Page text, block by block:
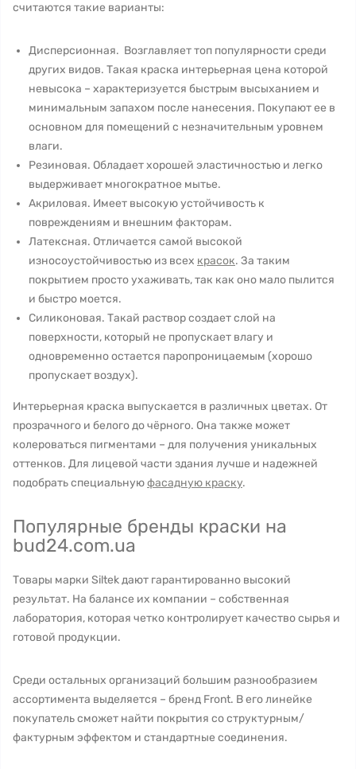
считаются такие варианты:
Дисперсионная. Возглавляет топ популярности среди
других видов. Такая краска интерьерная цена которой
невысока – характеризуется быстрым высыханием и
минимальным запахом после нанесения. Покупают ее в
основном для помещений с незначительным уровнем
влаги.
Резиновая. Обладает хорошей эластичностью и легко
выдерживает многократное мытье.
Акриловая. Имеет высокую устойчивость к
повреждениям и внешним факторам.
Латексная. Отличается самой высокой
износоустойчивостью из всех красок. За таким
покрытием просто ухаживать, так как оно мало пылится
и быстро моется.
Силиконовая. Такай раствор создает слой на
поверхности, который не пропускает влагу и
одновременно остается паропроницаемым (хорошо
пропускает воздух).
Интерьерная краска выпускается в различных цветах. От
прозрачного и белого до чёрного. Она также может
колероваться пигментами – для получения уникальных
оттенков. Для лицевой части здания лучше и надежней
подобрать специальнуюфасадную краску.
Популярные бренды краски на
bud24.com.ua
Товары марки Siltek дают гарантированно высокий
результат. На балансе их компании – собственная
лаборатория, которая четко контролирует качество сырья и
готовой продукции.
Среди остальных организаций большим разнообразием
ассортимента выделяется – бренд Front. В его линейке
покупатель сможет найти покрытия со структурным/
фактурным эффектом и стандартные соединения.